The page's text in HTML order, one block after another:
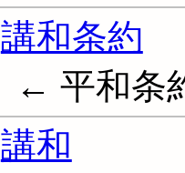
講和条約
← 平和条
講和